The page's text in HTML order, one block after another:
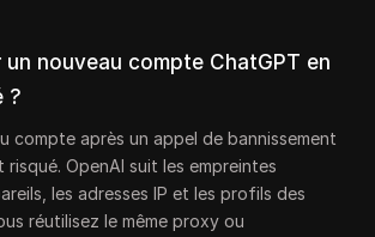
nouveau compte ChatGPT en
?
compte après un appel de bannissement
risqué. OpenAI suit les empreintes
les adresses IP et les profils des
réutilisez le même proxy ou